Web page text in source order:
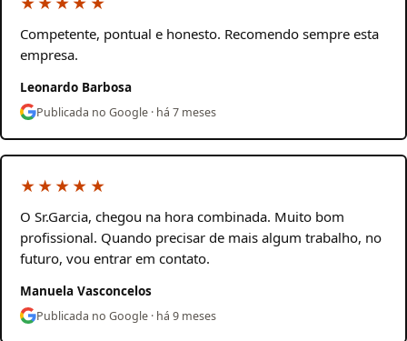
Competente, pontual e honesto. Recomendo sempre esta
empresa.
Leonardo Barbosa
Publicada no Google · há 7 meses
★★★★★
O Sr.Garcia, chegou na hora combinada. Muito bom
profissional. Quando precisar de mais algum trabalho, no
futuro, vou entrar em contato.
Manuela Vasconcelos
Publicada no Google · há 9 meses